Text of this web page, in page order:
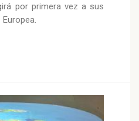
por primera vez a sus